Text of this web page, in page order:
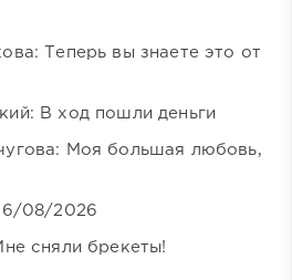
Теперь вы знаете это от
В ход пошли деньги
Моя большая любовь,
6/08/2026
сняли брекеты!